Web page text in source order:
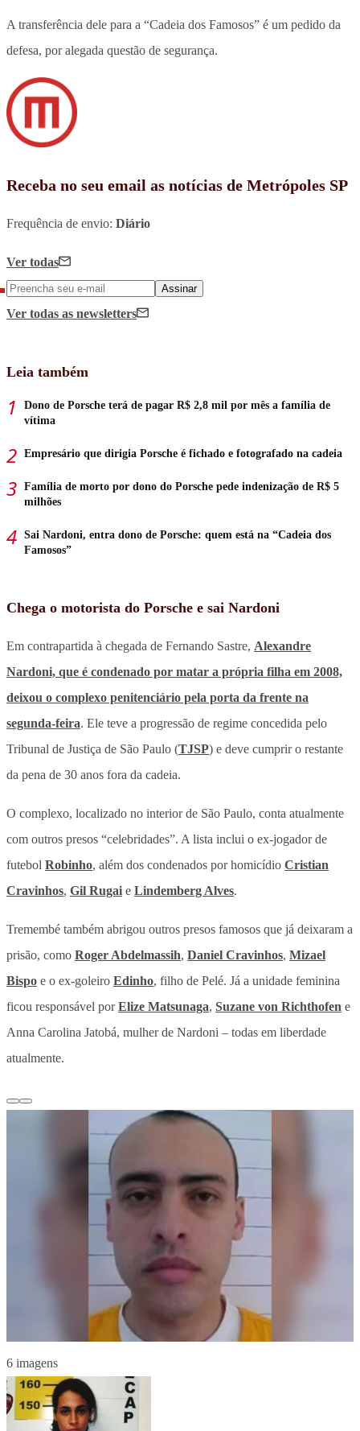
A transferência dele para a “Cadeia dos Famosos” é um pedido da
defesa, por alegada questão de segurança.
Receba no seu email as notícias de Metrópoles SP
Frequência de envio: Diário
Ver todas
Assinar
Ver todas as newsletters
Leia também
Dono de Porsche terá de pagar R$ 2,8 mil por mês a família de
vítima
Empresário que dirigia Porsche é fichado e fotografado na cadeia
Família de morto por dono do Porsche pede indenização de R$ 5
milhões
Sai Nardoni, entra dono de Porsche: quem está na “Cadeia dos
Famosos”
Chega o motorista do Porsche e sai Nardoni
Em contrapartida à chegada de Fernando Sastre, Alexandre
Nardoni, que é condenado por matar a própria filha em 2008,
deixou o complexo penitenciário pela porta da frente na
segunda-feira. Ele teve a progressão de regime concedida pelo
Tribunal de Justiça de São Paulo (TJSP) e deve cumprir o restante
da pena de 30 anos fora da cadeia.
O complexo, localizado no interior de São Paulo, conta atualmente
com outros presos “celebridades”. A lista inclui o ex-jogador de
futebol Robinho, além dos condenados por homicídio Cristian
Cravinhos, Gil Rugai e Lindemberg Alves.
Tremembé também abrigou outros presos famosos que já deixaram a
prisão, como Roger Abdelmassih, Daniel Cravinhos, Mizael
Bispo e o ex-goleiro Edinho, filho de Pelé. Já a unidade feminina
ficou responsável porElize Matsunaga, Suzane von Richthofen e
Anna Carolina Jatobá, mulher de Nardoni – todas em liberdade
atualmente.
6 imagens